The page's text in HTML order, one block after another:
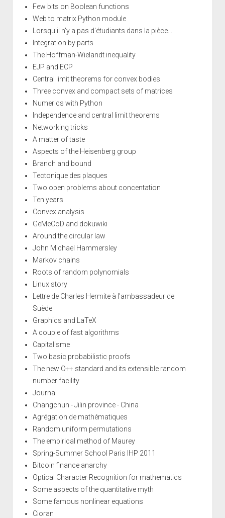
Few bits on Boolean functions
Web to matrix Python module
Lorsqu'il n'y a pas d'étudiants dans la pièce...
Integration by parts
The Hoffman-Wielandt inequality
EJP and ECP
Central limit theorems for convex bodies
Three convex and compact sets of matrices
Numerics with Python
Independence and central limit theorems
Networking tricks
A matter of taste
Aspects of the Heisenberg group
Branch and bound
Tectonique des plaques
Two open problems about concentation
Ten years
Convex analysis
GeMeCoD and dokuwiki
Around the circular law
John Michael Hammersley
Markov chains
Roots of random polynomials
Linux story
Lettre de Charles Hermite à l'ambassadeur de
Suède
Graphics and LaTeX
A couple of fast algorithms
Capitalisme
Two basic probabilistic proofs
The new C++ standard and its extensible random
number facility
Journal
Changchun - Jilin province - China
Agrégation de mathématiques
Random uniform permutations
The empirical method of Maurey
Spring-Summer School Paris IHP 2011
Bitcoin finance anarchy
Optical Character Recognition for mathematics
Some aspects of the quantitative myth
Some famous nonlinear equations
Cioran